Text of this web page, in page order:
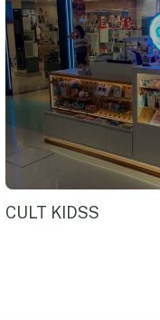
CULT KIDSS